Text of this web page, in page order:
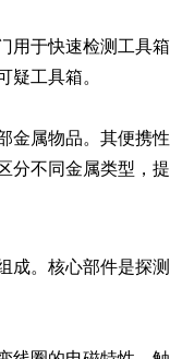
用于快速检测工具
疑工具箱。
属物品。其便携
不同金属类型，提
成。核心部件是探测